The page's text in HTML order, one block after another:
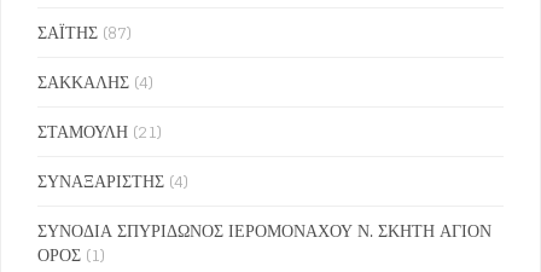
ΣΑΪΤΗΣ (87)
ΣΑΚΚΑΛΗΣ (4)
ΣΤΑΜΟΥΛΗ (21)
ΣΥΝΑΞΑΡΙΣΤΗΣ (4)
ΣΥΝΟΔΙΑ ΣΠΥΡΙΔΩΝΟΣ ΙΕΡΟΜΟΝΑΧΟΥ Ν. ΣΚΗΤΗ ΑΓΙΟΝ
ΟΡΟΣ (1)